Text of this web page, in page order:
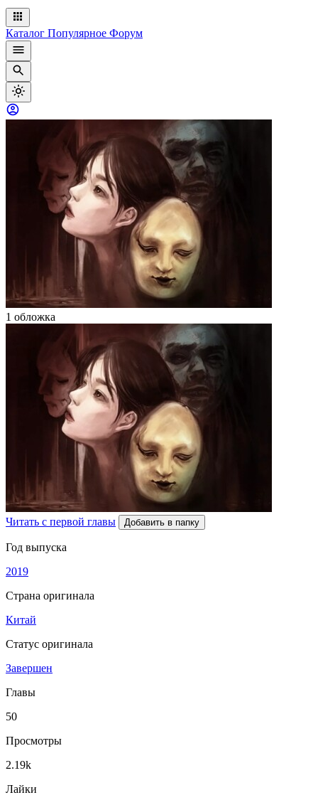
Каталог Популярное Форум
1 обложка
Читать с первой главы Добавить в папку
Год выпуска
2019
Страна оригинала
Китай
Статус оригинала
Завершен
Главы
50
Просмотры
2.19k
Лайки